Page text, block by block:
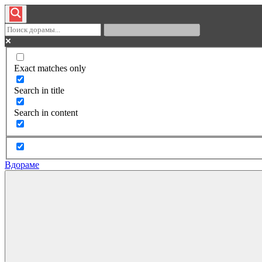
Exact matches only
Search in title
Search in content
Вдораме